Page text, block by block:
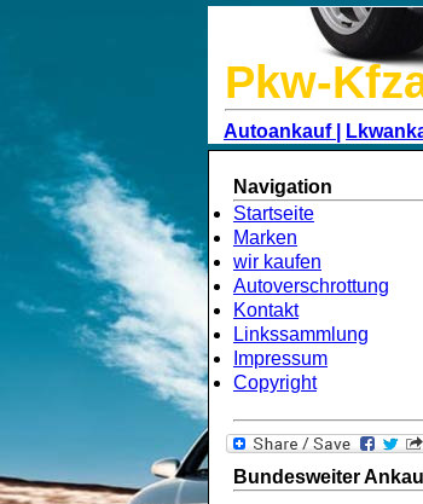
Pkw-
Autoankauf |
Navigation
Startseite
Marken
wir kaufen
Autoverschrottung
Kontakt
Linkssammlung
Impressum
Copyright
Bundesweiter